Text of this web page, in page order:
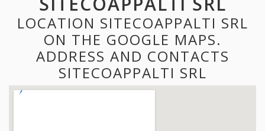
LOCATION SITECOAPPALTI SRL
ON THE GOOGLE MAPS.
ADDRESS AND CONTACTS
SITECOAPPALTI SRL